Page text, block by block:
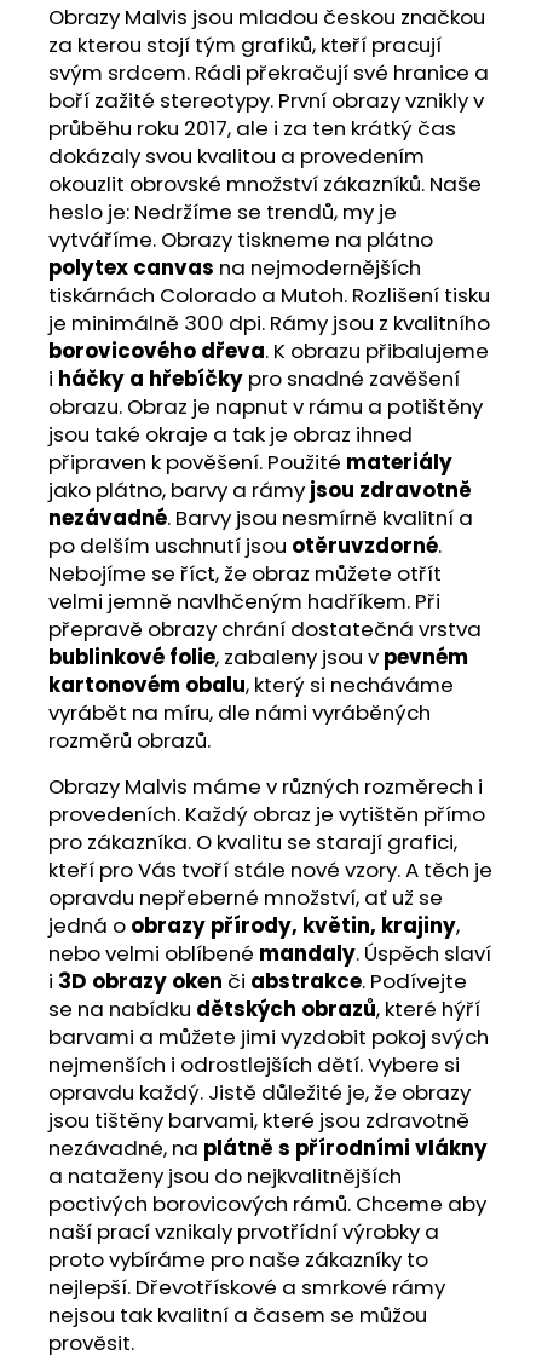
Obrazy Malvis jsou mladou českou značkou
za kterou stojí tým grafiků, kteří pracují
svým srdcem. Rádi překračují své hranice a
boří zažité stereotypy. První obrazy vznikly v
průběhu roku 2017, ale i za ten krátký čas
dokázaly svou kvalitou a provedením
okouzlit obrovské množství zákazníků. Naše
heslo je: Nedržíme se trendů, my je
vytváříme. Obrazy tiskneme na plátno
polytex canvas na nejmodernějších
tiskárnách Colorado a Mutoh. Rozlišení tisku
je minimálně 300 dpi. Rámy jsou z kvalitního
borovicového dřeva. K obrazu přibalujeme
i háčky a hřebíčky pro snadné zavěšení
obrazu. Obraz je napnut v rámu a potištěny
jsou také okraje a tak je obraz ihned
připraven k pověšení. Použité materiály
jako plátno, barvy a rámy jsou zdravotně
nezávadné. Barvy jsou nesmírně kvalitní a
po delším uschnutí jsou otěruvzdorné.
Nebojíme se říct, že obraz můžete otřít
velmi jemně navlhčeným hadříkem. Při
přepravě obrazy chrání dostatečná vrstva
bublinkové folie, zabaleny jsou v pevném
kartonovém obalu, který si necháváme
vyrábět na míru, dle námi vyráběných
rozměrů obrazů.
Obrazy Malvis máme v různých rozměrech i
provedeních. Každý obraz je vytištěn přímo
pro zákazníka. O kvalitu se starají grafici,
kteří pro Vás tvoří stále nové vzory. A těch je
opravdu nepřeberné množství, ať už se
jedná o obrazy přírody, květin, krajiny,
nebo velmi oblíbené mandaly. Úspěch slaví
i 3D obrazy oken či abstrakce. Podívejte
se na nabídku dětských obrazů, které hýří
barvami a můžete jimi vyzdobit pokoj svých
nejmenších i odrostlejších dětí. Vybere si
opravdu každý. Jistě důležité je, že obrazy
jsou tištěny barvami, které jsou zdravotně
nezávadné, na plátně s přírodními vlákny
a nataženy jsou do nejkvalitnějších
poctivých borovicových rámů. Chceme aby
naší prací vznikaly prvotřídní výrobky a
proto vybíráme pro naše zákazníky to
nejlepší. Dřevotřískové a smrkové rámy
nejsou tak kvalitní a časem se můžou
prověsit.